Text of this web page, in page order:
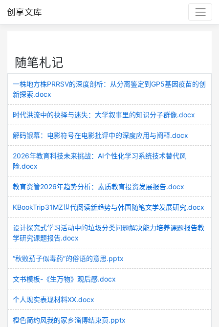
创享文库
随笔札记
一株地方株PRRSV的深度剖析：从分离鉴定到GP5基因疫苗的创
新探索.docx
时代洪流中的抉择与迷失：大学叙事里的知识分子群像.docx
解码银幕：电影符号在电影批评中的深度应用与阐释.docx
2026年教育科技未来挑战：AI个性化学习系统技术替代风
险.docx
教育资管2026年趋势分析：素质教育投资发展报告.docx
KBookTrip31MZ世代阅读新趋势与韩国随笔文学发展研究.docx
设计探究式学习活动中的垃圾分类问题解决能力培养课题报告教
学研究课题报告.docx
“秋败茄子似毒药”的俗语的意思.pptx
文书模板-《生万物》观后感.docx
个人现实表现材料XX.docx
橙色简约风我的家乡淄博结束页.pptx